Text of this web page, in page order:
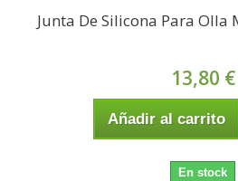
Junta De Silicona Para Olla
13,80 €
Añadir al carrito
En stock